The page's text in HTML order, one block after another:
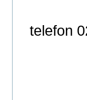
telefon